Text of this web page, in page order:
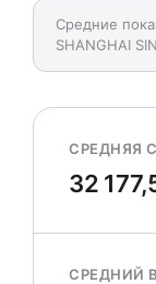
Средние
SHANGHAI
СРЕДНЯЯ
32
СРЕДНИЙ